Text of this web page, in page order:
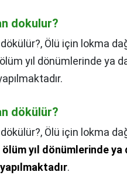
dokulur?
Ölü için lokma
yıl dönümlerinde ya
dökülür?
Ölü için lokma
ölüm yıl dönümlerinde
.